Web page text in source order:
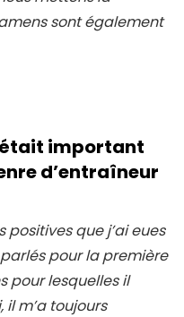
sont également
était important
d’entraîneur
positives que j’ai eues
pour la première
pour lesquelles il
il m’a toujours